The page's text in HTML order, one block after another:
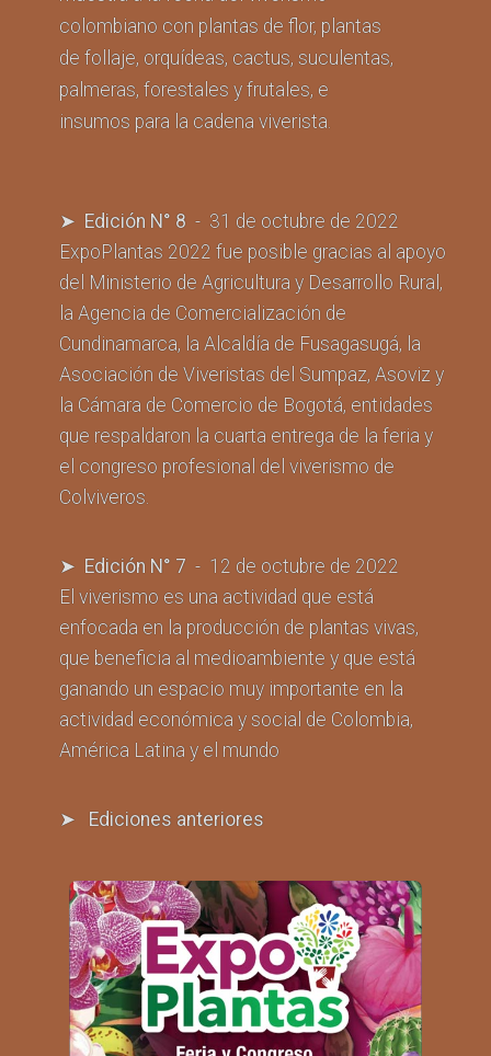
colombiano con plantas de flor, plantas
de follaje, orquídeas, cactus, suculentas,
palmeras, forestales y frutales, e
insumos para la cadena viverista.
➤ Edición N° 8 - 31 de octubre de 2022
ExpoPlantas 2022 fue posible gracias al apoyo
del Ministerio de Agricultura y Desarrollo Rural,
la Agencia de Comercialización de
Cundinamarca, la Alcaldía de Fusagasugá, la
Asociación de Viveristas del Sumpaz, Asoviz y
la Cámara de Comercio de Bogotá, entidades
que respaldaron la cuarta entrega de la feria y
el congreso profesional del viverismo de
Colviveros.
➤ Edición N° 7 - 12 de octubre de 2022
El viverismo es una actividad que está
enfocada en la producción de plantas vivas,
que beneficia al medioambiente y que está
ganando un espacio muy importante en la
actividad económica y social de Colombia,
América Latina y el mundo
➤ Ediciones anteriores